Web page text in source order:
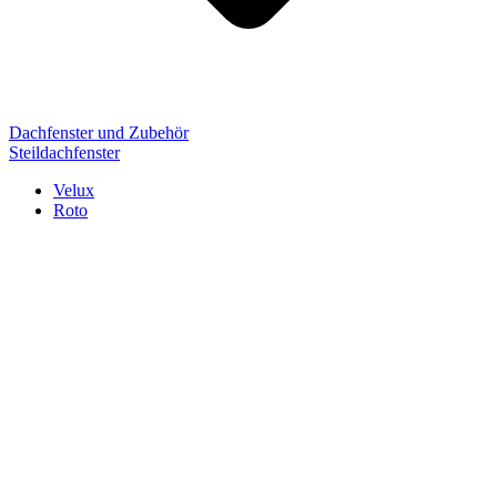
Dachfenster und Zubehör
Steildachfenster
Velux
Roto